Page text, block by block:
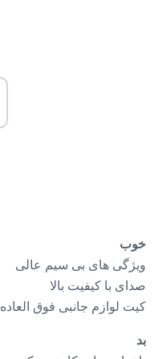
خوب
ویژگی های بی سیم عالی
صدای با کیفیت بالا
کیت لوازم جانبی فوق العاده
بد